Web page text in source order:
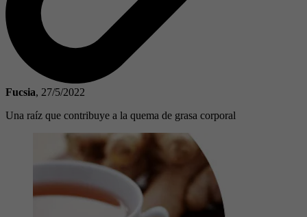
Fucsia, 27/5/2022
Una raíz que contribuye a la quema de grasa corporal